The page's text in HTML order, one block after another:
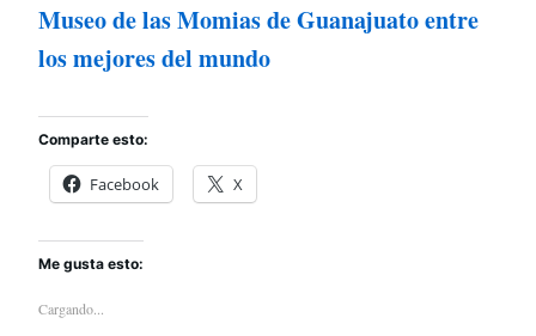
Museo de las Momias de Guanajuato entre
los mejores del mundo
Comparte esto:
Facebook X
Me gusta esto:
Cargando...